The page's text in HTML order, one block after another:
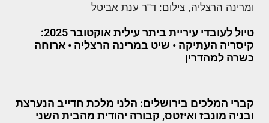
טיול לעובדי עיריית ביתר עילית אוקטובר 2025:
קיסריה העתיקה • שיט במרינה הרצליה • ארוחה
כשרה למהדרין
קברי המלכים בירושלים: הלני מלכת חדייב הנערצת
ובניה מונבז ואיזטס, קבורה יהודית מהבית השני